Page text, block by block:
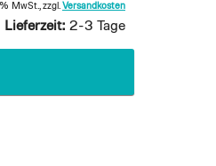
MwSt. zzgl. Versandkosten
Lieferzeit: 2-3 Tage